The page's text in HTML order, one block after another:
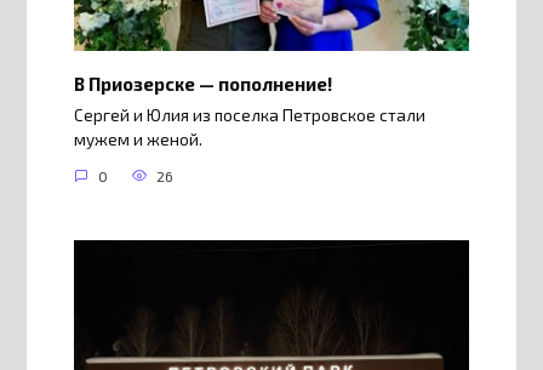
В Приозерске — пополнение!
Сергей и Юлия из поселка Петровское стали
мужем и женой.
0 26